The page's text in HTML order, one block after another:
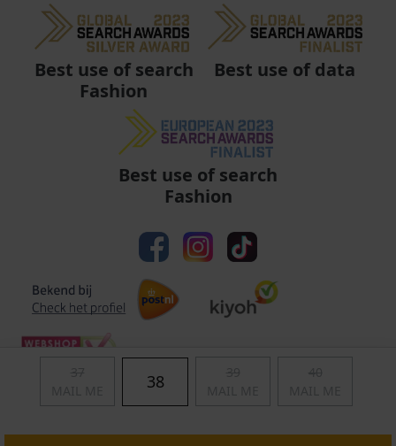
38
Best use of search
Fashion
Best use of data
Best use of search
Fashion
Algemene voorwaarden